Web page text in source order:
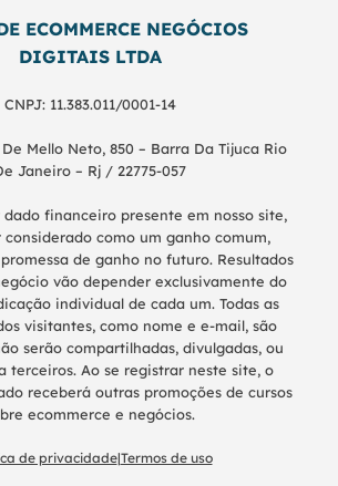
ECOMMERCE NEGÓCIOS
DIGITAIS LTDA
CNPJ: 11.383.011/0001-14
Mello Neto, 850 – Barra Da Tijuca Rio
Janeiro – Rj / 22775-057
dado financeiro presente em nosso site,
considerado como um ganho comum,
de ganho no futuro. Resultados
vão depender exclusivamente do
individual de cada um. Todas as
visitantes, como nome e e-mail, são
serão compartilhadas, divulgadas, ou
terceiros. Ao se registrar neste site, o
receberá outras promoções de cursos
ecommerce e negócios.
de privacidade|Termos de uso